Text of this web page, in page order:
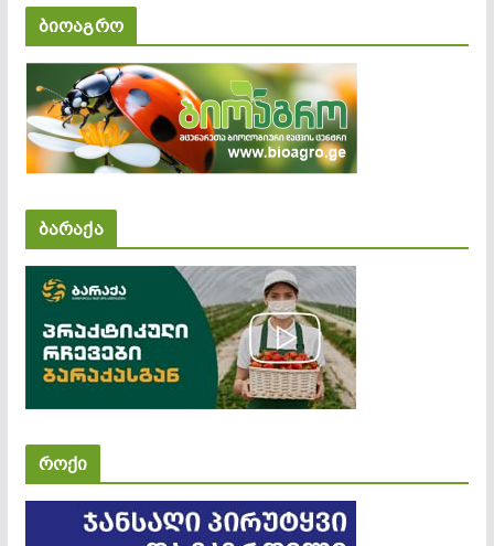
ბიოაგრო
ბარაქა
როქი